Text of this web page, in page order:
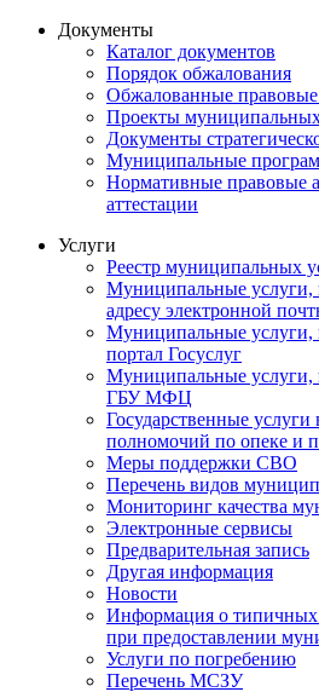
Документы
Каталог документов
Порядок обжалования
Обжалованные
Проекты
Документы
Муниципальные
Нормативные правовые
аттестации
Услуги
Реестр муниципальных
Муниципальные услуги,
адресу электронной
Муниципальные услуги,
портал Госуслуг
Муниципальные услуги,
ГБУ МФЦ
Государственные
полномочий по опеке и
Меры поддержки СВО
Перечень видов
Мониторинг качества
Электронные сервисы
Предварительная запись
Другая информация
Новости
Информация о
при предоставлении
Услуги по погребению
Перечень МСЗУ